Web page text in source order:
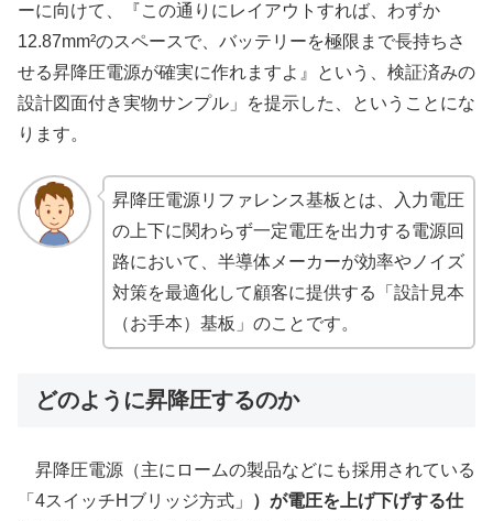
ーに向けて、『この通りにレイアウトすれば、わずか
12.87mm²のスペースで、バッテリーを極限まで長持ちさ
せる昇降圧電源が確実に作れますよ』という、検証済みの
設計図面付き実物サンプル」を提示した、ということにな
ります。
昇降圧電源リファレンス基板とは、入力電圧
の上下に関わらず一定電圧を出力する電源回
路において、半導体メーカーが効率やノイズ
対策を最適化して顧客に提供する「設計見本
（お手本）基板」のことです。
どのように昇降圧するのか
昇降圧電源（主にロームの製品などにも採用されている
「4スイッチHブリッジ方式」
）が電圧を上げ下げする仕